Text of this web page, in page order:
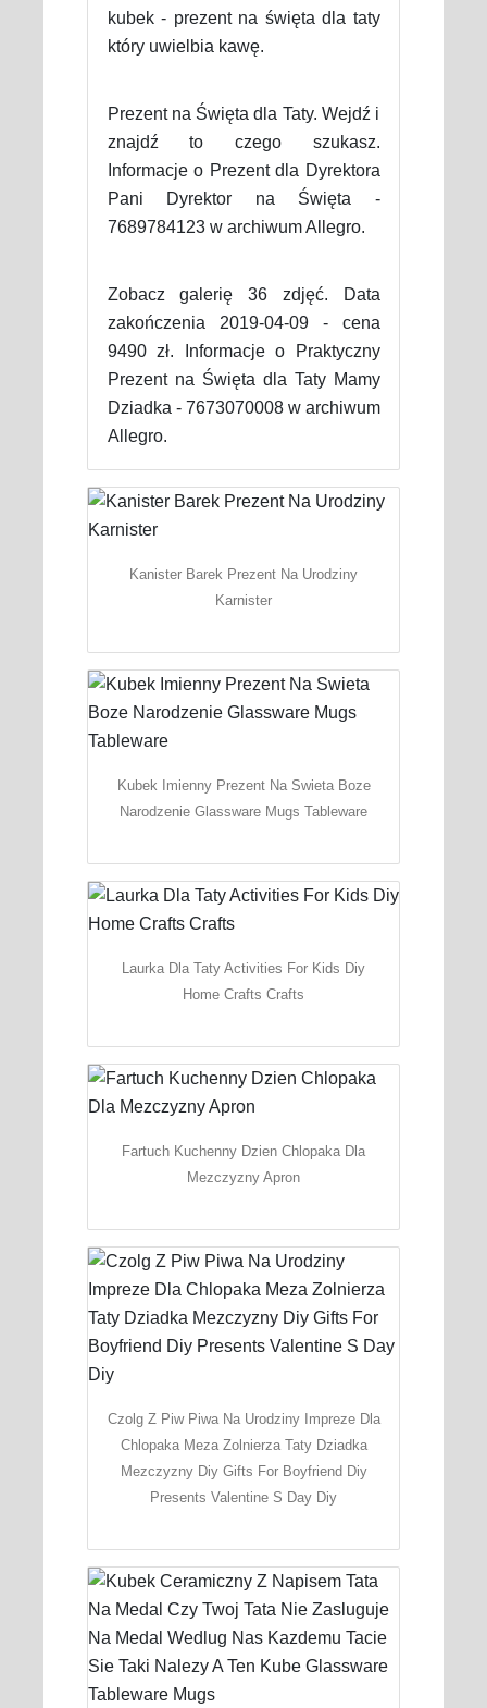
kubek - prezent na święta dla taty
który uwielbia kawę.
Prezent na Święta dla Taty. Wejdź i
znajdź to czego szukasz.
Informacje o Prezent dla Dyrektora
Pani Dyrektor na Święta -
7689784123 w archiwum Allegro.
Zobacz galerię 36 zdjęć. Data
zakończenia 2019-04-09 - cena
9490 zł. Informacje o Praktyczny
Prezent na Święta dla Taty Mamy
Dziadka - 7673070008 w archiwum
Allegro.
Kanister Barek Prezent Na Urodziny
Karnister
Kubek Imienny Prezent Na Swieta Boze
Narodzenie Glassware Mugs Tableware
Laurka Dla Taty Activities For Kids Diy
Home Crafts Crafts
Fartuch Kuchenny Dzien Chlopaka Dla
Mezczyzny Apron
Czolg Z Piw Piwa Na Urodziny Impreze Dla
Chlopaka Meza Zolnierza Taty Dziadka
Mezczyzny Diy Gifts For Boyfriend Diy
Presents Valentine S Day Diy